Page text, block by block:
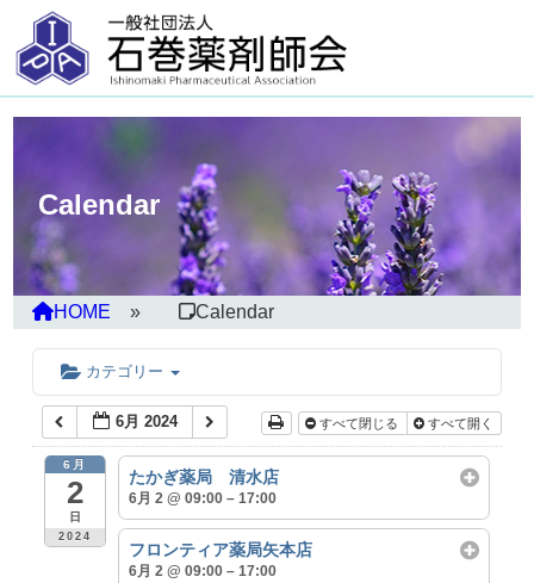
Calendar
HOME Calendar
カテゴリー
6月 2024 すべて閉じる すべて開く
6月
2
日
2024
たかぎ薬局 清水店
6月 2 @ 09:00 – 17:00
フロンティア薬局矢本店
6月 2 @ 09:00 – 17:00